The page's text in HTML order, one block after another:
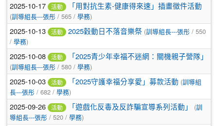
2025-10-17 活動 「用對抗生素-健康得來速」插畫徵件活動
(訓導組長---張彤 / 565 / 學務)
2025-10-13 活動 2025穀動日不落音樂祭 (訓導組長---張彤 / 550
/ 學務)
2025-10-08 活動 「2025青少年幸福不迷網：關機親子營隊」
(訓導組長---張彤 / 580 / 學務)
2025-10-03 活動 「2025守護幸福分享愛」募款活動 (訓導組
長---張彤 / 682 / 學務)
2025-09-26 活動 「遊戲化反毒及反詐騙宣導系列活動」 (訓
導組長---張彤 / 520 / 學務)